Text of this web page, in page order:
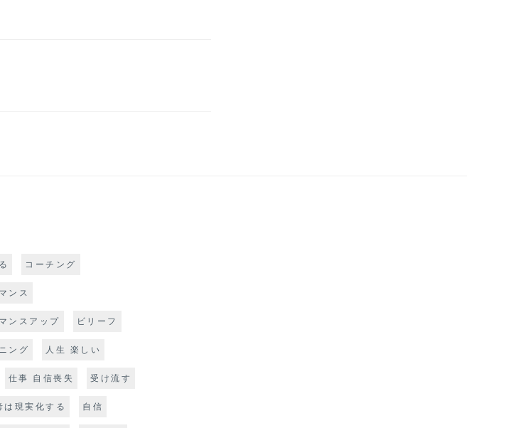
コーチング
ンス
ンスアップ ビリーフ
ング 人生 楽しい
仕事 自信喪失 受け流す
は現実化する 自信